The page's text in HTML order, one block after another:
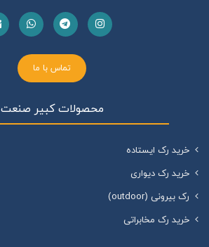
تماس با ما
محصولات کبیر صنعت
خرید رک ایستاده
خرید رک دیواری
رک بیرونی (outdoor)
خرید رک مخابراتی